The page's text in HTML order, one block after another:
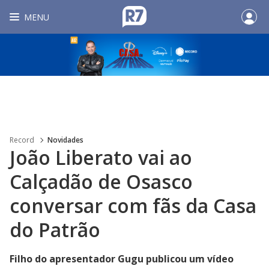
MENU
Record Novidades
João Liberato vai ao
Calçadão de Osasco
conversar com fãs da Casa
do Patrão
Filho do apresentador Gugu publicou um vídeo